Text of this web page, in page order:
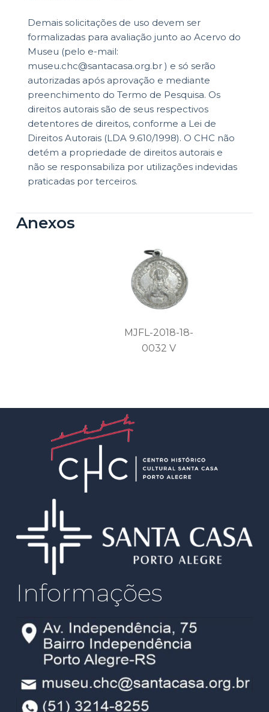
Anexos
MJFL-2018-18-
0032 V
Demais solicitações de uso devem ser
formalizadas para avaliação junto ao Acervo do
Museu (pelo e-mail:
museu.chc@santacasa.org.br ) e só serão
autorizadas após aprovação e mediante
preenchimento do Termo de Pesquisa. Os
direitos autorais são de seus respectivos
detentores de direitos, conforme a Lei de
Direitos Autorais (LDA 9.610/1998). O CHC não
detém a propriedade de direitos autorais e
não se responsabiliza por utilizações indevidas
praticadas por terceiros.
Informações